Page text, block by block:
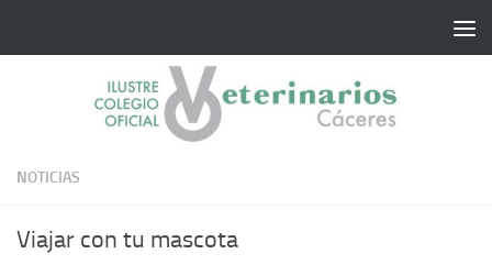
NOTICIAS
Viajar con tu mascota